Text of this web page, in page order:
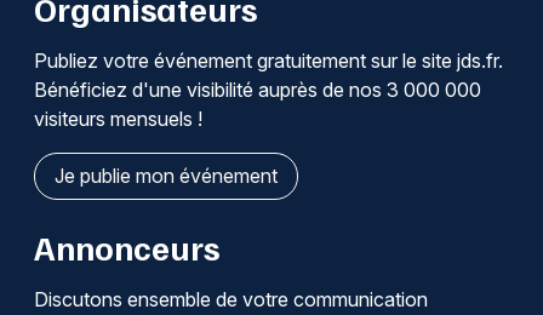
Publiez votre événement gratuitement sur le site jds.fr.
Bénéficiez d'une visibilité auprès de nos 3 000 000
visiteurs mensuels !
Je publie mon événement
Annonceurs
Discutons ensemble de votre communication